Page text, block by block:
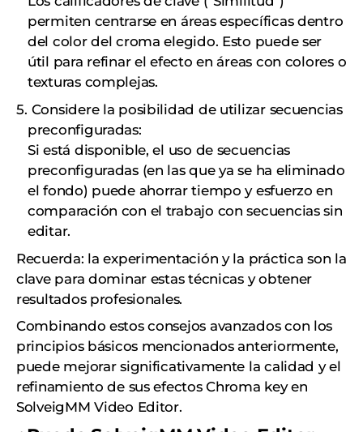
permiten centrarse en áreas específicas dentro
del color del croma elegido. Esto puede ser
útil para refinar el efecto en áreas con colores o
texturas complejas.
Considere la posibilidad de utilizar secuencias
preconfiguradas:
Si está disponible, el uso de secuencias
preconfiguradas (en las que ya se ha eliminado
el fondo) puede ahorrar tiempo y esfuerzo en
comparación con el trabajo con secuencias sin
editar.
Recuerda: la experimentación y la práctica son la
clave para dominar estas técnicas y obtener
resultados profesionales.
Combinando estos consejos avanzados con los
principios básicos mencionados anteriormente,
puede mejorar significativamente la calidad y el
refinamiento de sus efectos Chroma key en
SolveigMM Video Editor.